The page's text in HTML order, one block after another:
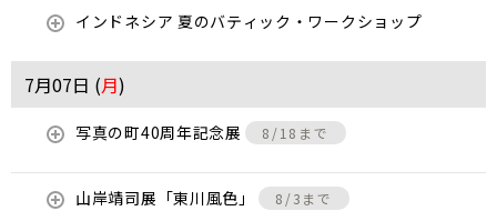
インドネシア 夏のバティック・ワークショップ
7月07日 (月)
写真の町40周年記念展 8/18まで
山岸靖司展「東川風色」 8/3まで